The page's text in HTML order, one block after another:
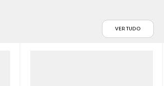
VER TUDO